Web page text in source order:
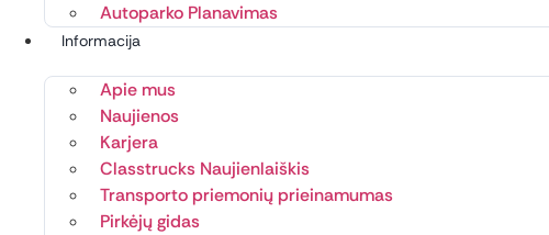
Autoparko Planavimas
Informacija
Apie mus
Naujienos
Karjera
Classtrucks Naujienlaiškis
Transporto priemonių prieinamumas
Pirkėjų gidas